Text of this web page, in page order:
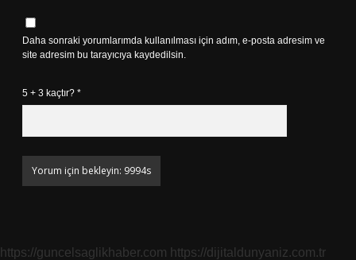
Daha sonraki yorumlarımda kullanılması için adım, e-posta adresim ve
site adresim bu tarayıcıya kaydedilsin.
5 + 3 kaçtır? *
https://guncelsaglikhaber.com https://dijitaldunyaniz.com.tr